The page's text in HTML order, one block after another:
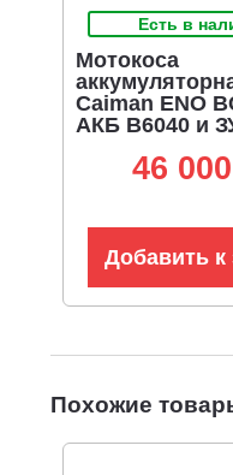
Есть в
Мотокоса
Caiman ENO
АКБ B6040 и
Connect, D-
нож 3T +
46
Добавить к
Похожие